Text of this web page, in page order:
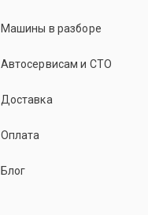
Машины в разборе
Автосервисам и СТО
Доставка
Оплата
Блог